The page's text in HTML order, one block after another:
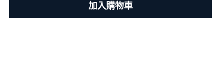
加入購物車